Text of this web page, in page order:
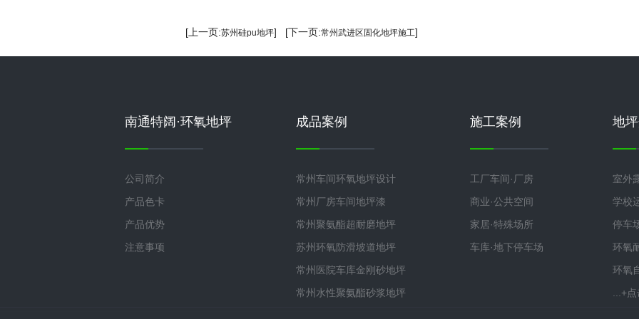
[上一页:苏州硅pu地坪] [下一页:常州武进区固化地坪施工]
南通特阔·环氧地坪
公司简介
产品色卡
产品优势
注意事项
成品案例
常州车间环氧地坪设计
常州厂房车间地坪漆
常州聚氨酯超耐磨地坪
苏州环氧防滑坡道地坪
常州医院车库金刚砂地坪
常州水性聚氨酯砂浆地坪
施工案例
工厂车间·厂房
商业·公共空间
家居·特殊场所
车库·地下停车场
地
室外
学校
停车
环氧
环氧
...+